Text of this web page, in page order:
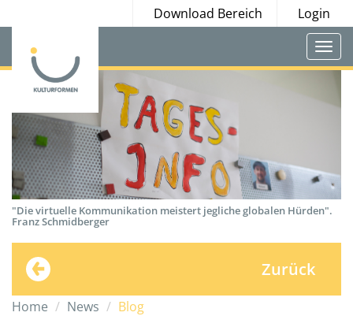
Download Bereich Login
"Die virtuelle Kommunikation meistert jegliche globalen Hürden".
Franz Schmidberger
Zurück
Home News Blog